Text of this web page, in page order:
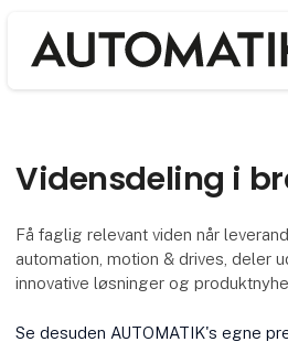
Vidensdeling i
Få faglig relevant viden når
automation, motion & drives, deler
innovative løsninger og
Se desuden AUTOMATIK's egne